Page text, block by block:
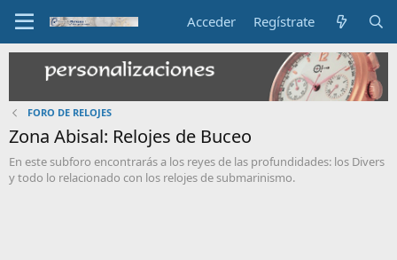
Acceder Regístrate
FORO DE RELOJES
Zona Abisal: Relojes de Buceo
En este subforo encontrarás a los reyes de las profundidades: los Divers
y todo lo relacionado con los relojes de submarinismo.